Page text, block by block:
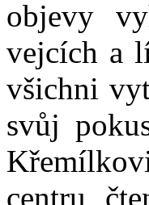
objevy
vejcích a
všichni
svůj
centru